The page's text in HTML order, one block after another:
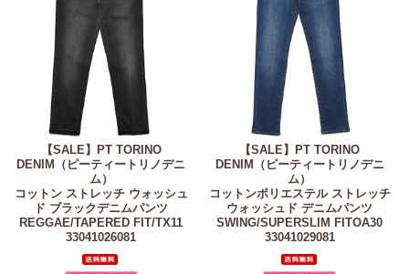
【SALE】
PT TORINO
DENIM（ピーティートリノデニ
ム）
コットン ストレッチ ウォッシュ
ド ブラックデニムパンツ
REGGAE/TAPERED FIT/TX11
33041026081
【SALE】
PT TORINO
DENIM（ピーティートリノデニ
ム）
コットンポリエステル ストレッチ
ウォッシュド デニムパンツ
SWING/SUPERSLIM FITOA30
33041029081